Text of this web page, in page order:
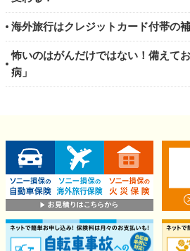
海外旅行はクレジットカード付帯の
怖いのはがんだけではない！備えて
病」